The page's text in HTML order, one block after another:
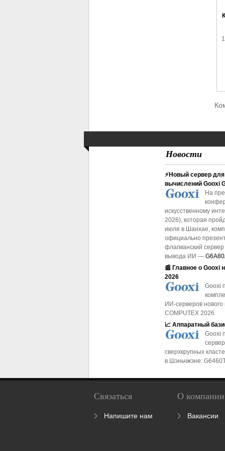
Новости
⚡Новый сервер
вычислений Gooxi
На
искусственному
2026), которая
июля в Шанхае,
официально
флагманский
вывода ИИ —
📰 Главное о Gooxi
2026
Gooxi
ИИ-серверов
COMPUTEX 2026
📈 Аппаратный
Gooxi
сверхкрупных
в Шэньчжэне:
Связаться
Напишите нам
О компании
Вакансии